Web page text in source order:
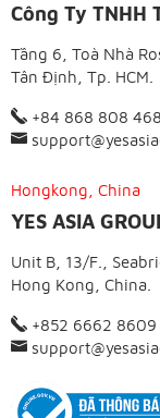
Công Ty TNHH
Tầng 6, Toà Nhà
Tân Định, Tp. HCM.
+84 868 808 468
Hongkong, China
YES ASIA
Unit B, 13/F.,
Hong Kong, China.
+852 6662 8609